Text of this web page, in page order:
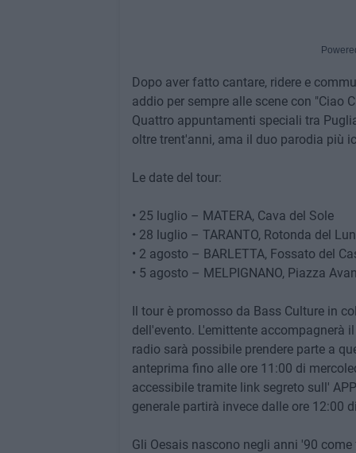
Dopo aver fatto cantare, ridere e
addio per sempre alle scene con "Ciao
Quattro appuntamenti speciali tra
oltre trent'anni, ama il duo parodia più
Le date del tour:
• 25 luglio – MATERA, Cava del Sole
• 28 luglio – TARANTO, Rotonda del
• 2 agosto – BARLETTA, Fossato del
• 5 agosto – MELPIGNANO, Piazza
Il tour è promosso da Bass Culture in
dell'evento. L'emittente accompagnerà
radio sarà possibile prendere parte a
anteprima fino alle ore 11:00 di
accessibile tramite link segreto sull'
generale partirà invece dalle ore 12:00
Gli Oesais nascono negli anni '90